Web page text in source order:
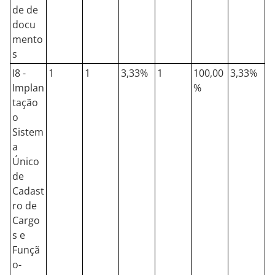
de de
docu
mento
s
I8 -
Implan
tação
o
Sistem
a
Único
de
Cadast
ro de
Cargo
s e
Funçã
o-
1 1 3,33% 1
100,00
%
3,33%